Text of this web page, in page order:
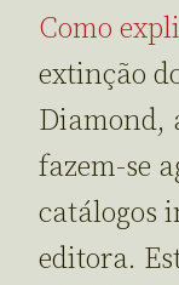
Como
extinção
Diamond,
fazem-se
catálogos
editora.